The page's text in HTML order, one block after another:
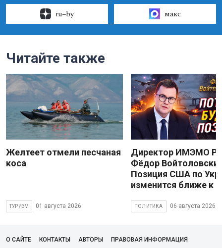
ru–by макс
Читайте также
Желтеет отмели песчаная
коса
ТУРИЗМ 01 августа 2026
Директор ИМЭМО
Фёдор
Позиция США по
изменится ближе к
ПОЛИТИКА 06 августа 2026
О САЙТЕ КОНТАКТЫ АВТОРЫ ПРАВОВАЯ ИНФОРМАЦИЯ